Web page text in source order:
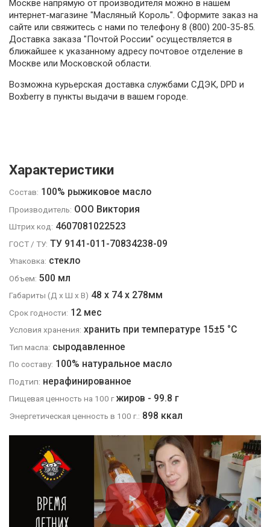
Москве напрямую от производителя можно в нашем
интернет-магазине "Масляный Король". Оформите заказ на
сайте или свяжитесь с нами по телефону 8 (800) 200-35-85.
Доставка заказа "Почтой России" осуществляется в
ближайшее к указанному адресу почтовое отделение в
Москве или Московской области.
Возможна курьерская доставка службами СДЭК, DPD и
Boxberry в пункты выдачи в вашем городе.
Характеристики
Состав: 100% рыжиковое масло
Производитель: ООО Виктория
Штрих код: 4607081022523
ГОСТ / ТУ: ТУ 9141-011-70834238-09
Упаковка: стекло
Объем: 500 мл
Габариты (Д x Ш x В) 48 х 74х 278мм
Срок годности: 12 мес
Условия хранения: хранить при температуре 15±5 °C
Тип масла: сыродавленное
По составу: 100% натуральное масло
Подтип: нерафинированное
Пищевая ценность на 100 г жиров - 99.8 г
Энергетическая ценность в 100 г.: 898 ккал